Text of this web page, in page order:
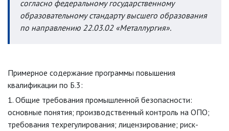
согласно федеральному государственному
образовательному стандарту высшего образования
по направлению 22.03.02 «Металлургия».
Примерное содержание программы повышения
квалификации по Б.3:
1. Общие требования промышленной безопасности:
основные понятия; производственный контроль на ОПО;
требования техрегулирования; лицензирование; риск-